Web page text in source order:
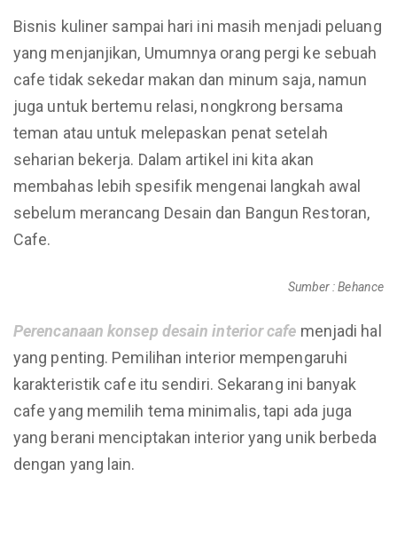
Bisnis kuliner sampai hari ini masih menjadi peluang
yang menjanjikan, Umumnya orang pergi ke sebuah
cafe tidak sekedar makan dan minum saja, namun
juga untuk bertemu relasi, nongkrong bersama
teman atau untuk melepaskan penat setelah
seharian bekerja. Dalam artikel ini kita akan
membahas lebih spesifik mengenai langkah awal
sebelum merancang Desain dan Bangun Restoran,
Cafe.
Sumber : Behance
Perencanaan konsep desain interior cafe menjadi hal
yang penting. Pemilihan interior mempengaruhi
karakteristik cafe itu sendiri. Sekarang ini banyak
cafe yang memilih tema minimalis, tapi ada juga
yang berani menciptakan interior yang unik berbeda
dengan yang lain.